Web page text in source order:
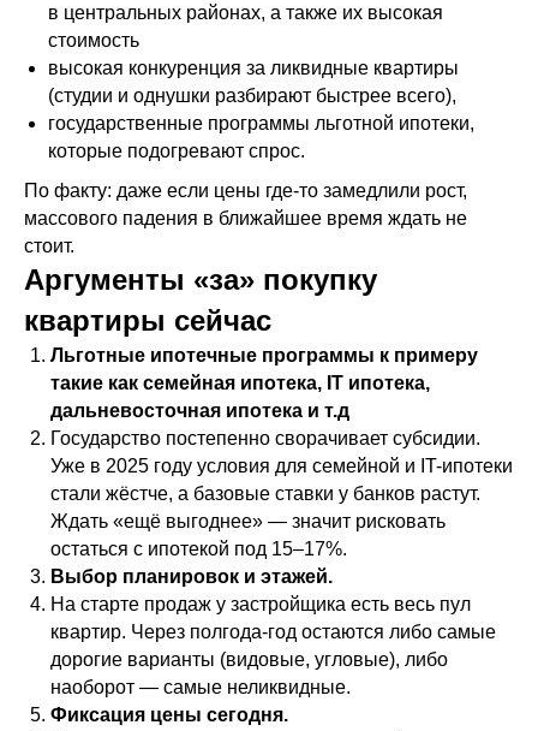
в центральных районах, а также их высокая
стоимость
высокая конкуренция за ликвидные квартиры
(студии и однушки разбирают быстрее всего),
государственные программы льготной ипотеки,
которые подогревают спрос.
По факту: даже если цены где-то замедлили рост,
массового падения в ближайшее время ждать не
стоит.
Аргументы «за» покупку
квартиры сейчас
Льготные ипотечные программы к примеру
такие как семейная ипотека, IT ипотека,
дальневосточная ипотека и т.д
Государство постепенно сворачивает субсидии.
Уже в 2025 году условия для семейной и IT-ипотеки
стали жёстче, а базовые ставки у банков растут.
Ждать «ещё выгоднее» — значит рисковать
остаться с ипотекой под 15–17%.
Выбор планировок и этажей.
На старте продаж у застройщика есть весь пул
квартир. Через полгода-год остаются либо самые
дорогие варианты (видовые, угловые), либо
наоборот — самые неликвидные.
Фиксация цены сегодня.